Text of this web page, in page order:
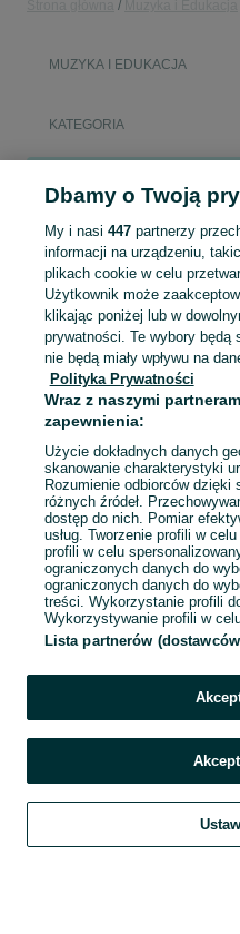
MUZYKA I EDUKACJA
KATEGORIA
akita belfegor
Mapa kategorii
Mapa miejscowości
Mapa ministron
Popularne wyszukiwania
Szukaj Obserwujesz
Dbamy o Twoją
My i nasi 447partnerzy
informacji na urządzeniu,
plikach cookie w celu
Użytkownik może
klikając poniżej lub w
prywatności. Te wybory będą
nie będą miały wpływu na
Polityka Prywatności
Wraz z naszymi
zapewnienia:
Użycie dokładnych danych
skanowanie charakterystyki
Rozumienie odbiorców
różnych źródeł.
dostęp do nich. Pomiar
usług. Tworzenie profili w
profili w celu
ograniczonych danych do
ograniczonych danych do
treści. Wykorzystanie profili
Wykorzystywanie profili w
Lista partnerów